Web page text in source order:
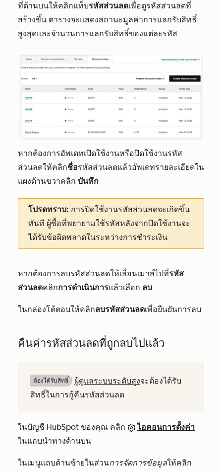
ที่ด้านบนให้คลิกแท็บรหัสส่วนลดเพื่อดูรหัสส่วนลดที่
สร้างขึ้น ตารางจะแสดงสถานะมูลค่าการแลกรับสิทธิ์
สูงสุดและจำนวนการแลกรับสิทธิ์ของแต่ละรหัส
หากต้องการอัพเดทเปิดใช้งานหรือปิดใช้งานรหัส
ส่วนลดให้คลิกชื่อรหัสส่วนลดแล้วอัพเดทรายละเอียดใน
แผงด้านขวาคลิก บันทึก
โปรดทราบ: การปิดใช้งานรหัสส่วนลดจะเกิดขึ้น
ทันที ผู้ซื้อที่พยายามใช้รหัสหลังจากปิดใช้งานจะ
ได้รับข้อผิดพลาดในระหว่างการชำระเงิน
หากต้องการลบรหัสส่วนลดให้เลื่อนเมาส์ไปที่รหัส
ส่วนลดคลิกการดำเนินการแล้วเลือก ลบ
ในกล่องโต้ตอบให้คลิกลบรหัสส่วนลดเพื่อยืนยันการลบ
คืนค่ารหัสส่วนลดที่ถูกลบไปแล้ว
ต้องได้รับสิทธิ์​ ผู้ดูแลระบบระดับสูงจะต้องได้รับ
สิทธิ์ในการกู้คืนรหัสส่วนลด
ในบัญชี HubSpot ของคุณ คลิก
ไอคอนการตั้งค่า
ในแถบนำทางด้านบน
ในเมนูแถบด้านซ้ายในส่วนการจัดการข้อมูลให้คลิก